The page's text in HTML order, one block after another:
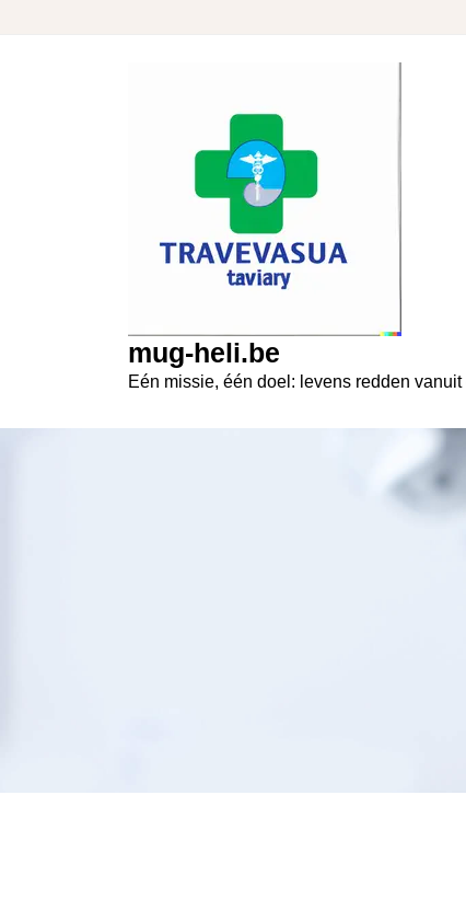
mug-heli.be
Eén missie, één doel: levens redden vanuit